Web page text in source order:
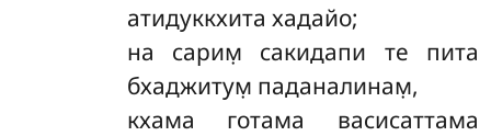
атидуккхита хадайо;
на сарим̣ сакидапи те пита
бхаджитум̣ паданалинам̣,
кхама готама васисаттама